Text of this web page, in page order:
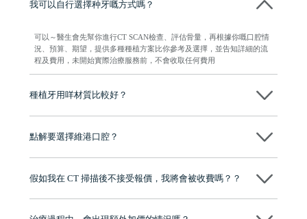
我可以自行選擇种牙嘅方式嗎？
可以～醫生會先幫你進行CT SCAN檢查、評估骨量，再根據你嘅口腔情
況、預算、期望，提供多種種植方案比你參考及選擇，並告知詳細的流
程及費用，未開始實際治療服務前，不會收取任何費用
種植牙用咩材質比較好？
點解要選擇維港口腔？
牌」、「2025香港企業領袖品牌」，是諾貝爾種植系統全球放心植牙中
至今已服務超過三十個國家和地區的顧客，受到粵港澳大灣區及周邊城
市市民極高的口碑評價及信任推薦 珠海、深圳設有八大分院，香港亦設
假如我在 CT 掃描後不接受報價，我將會被收費嗎？？
不會！只要未開始實際服務之前，你不會被收取任何費用。